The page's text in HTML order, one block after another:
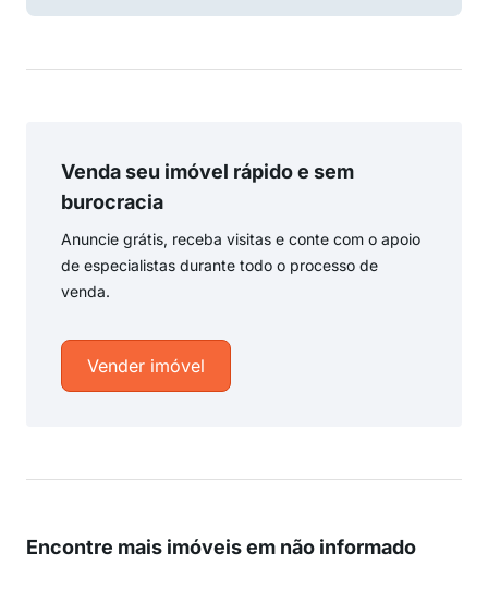
Venda seu imóvel rápido e sem
burocracia
Anuncie grátis, receba visitas e conte com o apoio
de especialistas durante todo o processo de
venda.
Vender imóvel
Encontre mais imóveis em não informado